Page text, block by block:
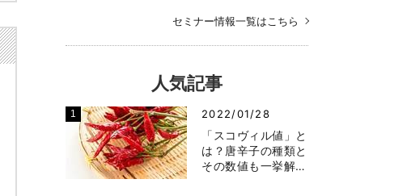
セミナー情報一覧はこちら
人気記事
2022/01/28
「スコヴィル値」と
は？唐辛子の種類と
その数値も一挙解…